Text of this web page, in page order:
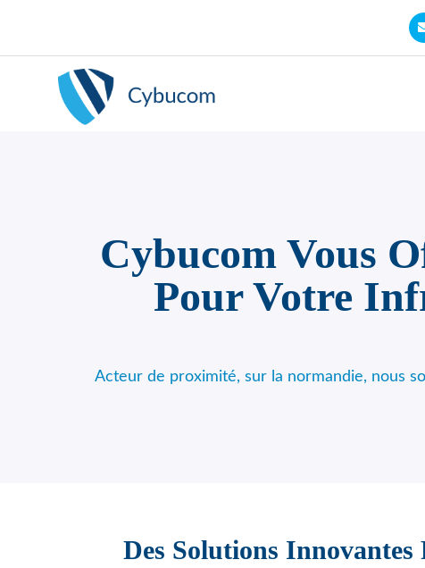
Cybucom Vous
Pour Votre
Acteur de proximité, sur la normandie, nous
Des Solutions